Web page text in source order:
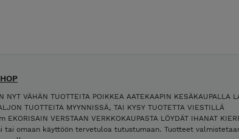
NYT VÄHÄN TUOTTEITA POIKKEA AATEKAAPIN KESÄKAUPALLA
TUOTTEITA MYYNNISSÄ, TAI KYSY TUOTETTA VIESTILLÄ
VERSTAAN VERKKOKAUPASTA LÖYDÄT IHANAT
tai omaan käyttöön tervetuloa tutustumaan. Tuotteet